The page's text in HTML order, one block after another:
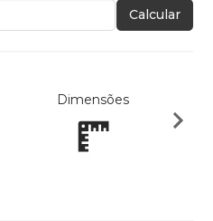
Calcular
Dimensões